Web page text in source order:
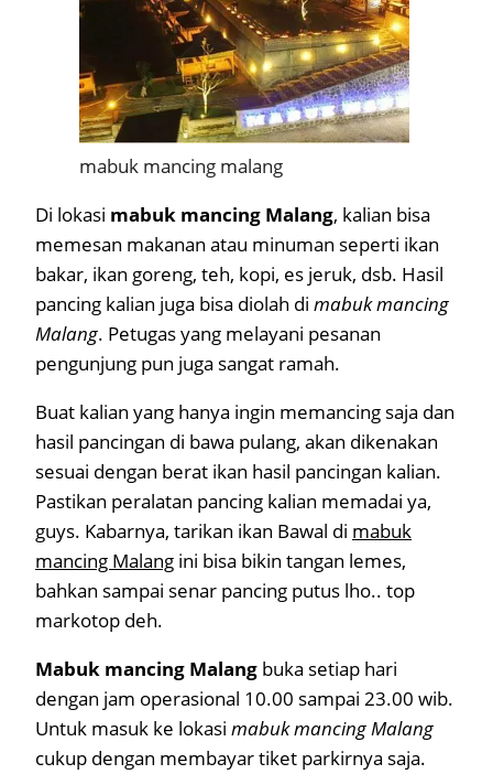
mabuk mancing malang
Di lokasi mabuk mancing Malang, kalian bisa
memesan makanan atau minuman seperti ikan
bakar, ikan goreng, teh, kopi, es jeruk, dsb. Hasil
pancing kalian juga bisa diolah di mabuk mancing
Malang. Petugas yang melayani pesanan
pengunjung pun juga sangat ramah.
Buat kalian yang hanya ingin memancing saja dan
hasil pancingan di bawa pulang, akan dikenakan
sesuai dengan berat ikan hasil pancingan kalian.
Pastikan peralatan pancing kalian memadai ya,
guys. Kabarnya, tarikan ikan Bawal di mabuk
mancing Malang ini bisa bikin tangan lemes,
bahkan sampai senar pancing putus lho.. top
markotop deh.
Mabuk mancing Malang buka setiap hari
dengan jam operasional 10.00 sampai 23.00 wib.
Untuk masuk ke lokasi mabuk mancing Malang
cukup dengan membayar tiket parkirnya saja.